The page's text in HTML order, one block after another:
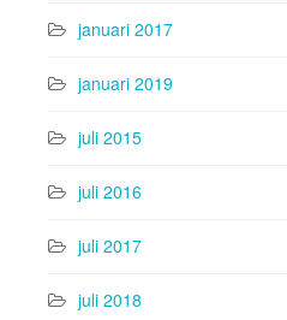
januari 2017
januari 2019
juli 2015
juli 2016
juli 2017
juli 2018